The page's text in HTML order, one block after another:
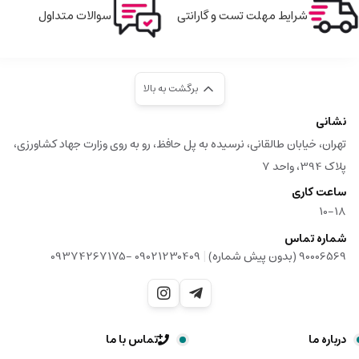
شرایط مهلت تست و گارانتی سوالات متداول
برگشت به بالا
نشانی
تهران، خیابان طالقانی، نرسیده به پل حافظ، رو به روی وزارت جهاد کشاورزی،
پلاک 394، واحد 7
ساعت کاری
10-18
شماره تماس
90006569 (بدون پیش شماره)
|
09021230409 -09374267175
درباره ما تماس با ما